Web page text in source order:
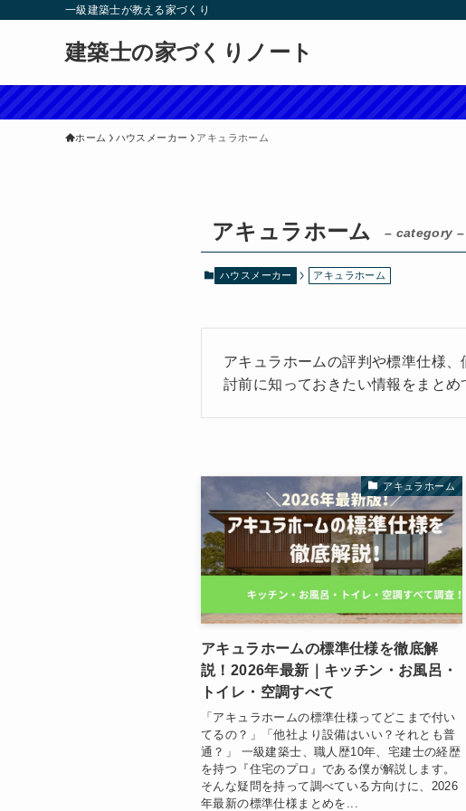
一級建築士が教える家づくり
建築士の家づくりノート
ホーム ハウスメーカー アキュラホーム
アキュラホーム – category –
ハウスメーカー アキュラホーム
アキュラホームの評判や標準仕様
討前に知っておきたい情報をまとめ
アキュラホーム
アキュラホームの標準仕様を徹底解
説！2026年最新｜キッチン・お風呂・
トイレ・空調すべて
「アキュラホームの標準仕様ってどこまで付い
てるの？」「他社より設備はいい？それとも普
通？」 一級建築士、職人歴10年、宅建士の経歴
を持つ『住宅のプロ』である僕が解説します。
そんな疑問を持って調べている方向けに、2026
年最新の標準仕様まとめを...